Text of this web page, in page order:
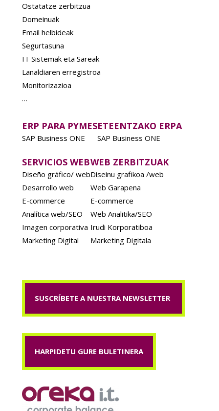
Ostatatze zerbitzua
Domeinuak
Email helbideak
Segurtasuna
IT Sistemak eta Sareak
Lanaldiaren erregistroa
Monitorizazioa
…
ERP PARA PYMES
SAP Business ONE
ETEENTZAKO ERPA
SAP Business ONE
SERVICIOS WEB
Diseño gráfico/ web
Desarrollo web
E-commerce
Analítica web/SEO
Imagen corporativa
Marketing Digital
WEB ZERBITZUAK
Diseinu grafikoa /web
Web Garapena
E-commerce
Web Analitika/SEO
Irudi Korporatiboa
Marketing Digitala
SUSCRÍBETE A NUESTRA NEWSLETTER
HARPIDETU GURE BULETINERA